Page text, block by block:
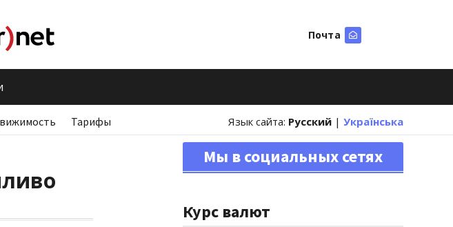
Почта
Тарифы Язык сайта: Русский | Українська
Мы в социальных сетях
Курс валют